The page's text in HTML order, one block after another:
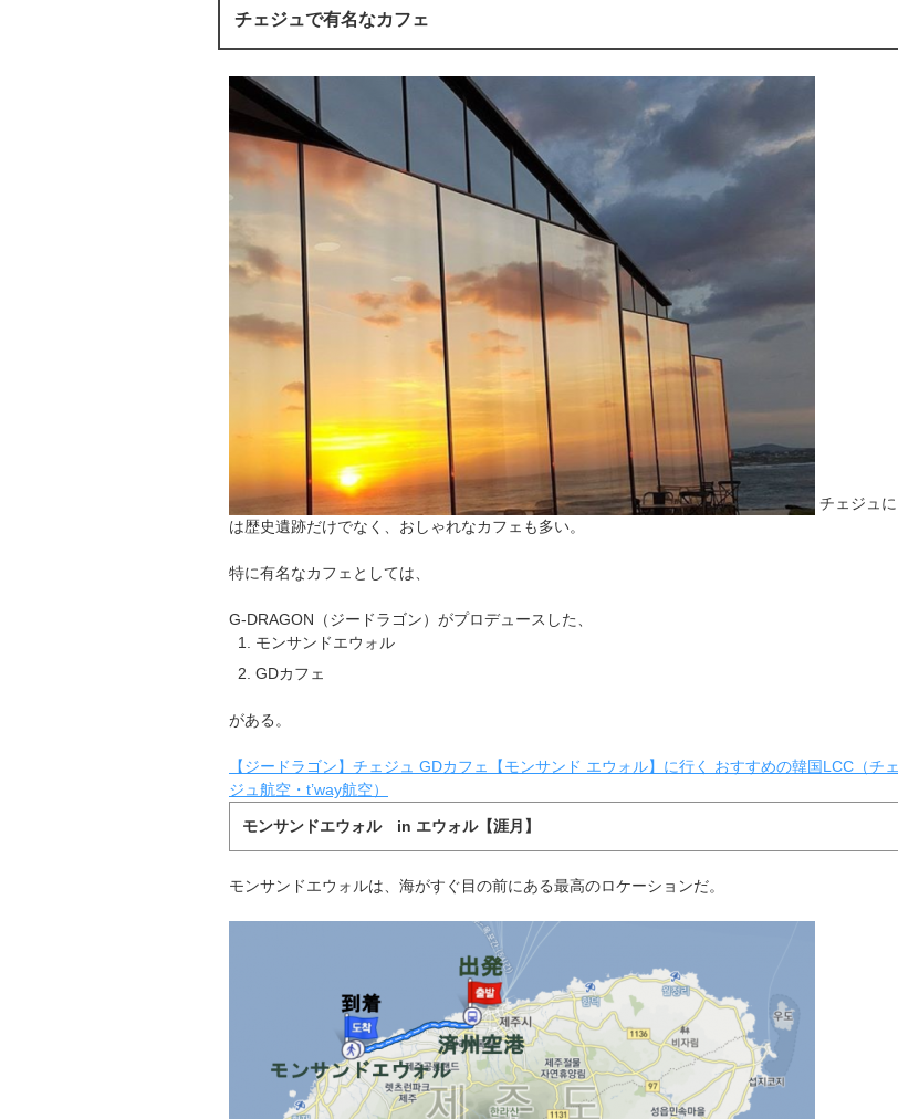
チェジュで有名なカフェ
チェジュに
は歴史遺跡だけでなく、おしゃれなカフェも多い。
特に有名なカフェとしては、
G-DRAGON（ジードラゴン）がプロデュースした、
モンサンドエウォル
GDカフェ
がある。
【ジードラゴン】チェジュ GDカフェ【モンサンド エウォル】に行く おすすめの韓国LCC（チェ
ジュ航空・t’way航空）
モンサンドエウォル in エウォル【涯月】
モンサンドエウォルは、海がすぐ目の前にある最高のロケーションだ。